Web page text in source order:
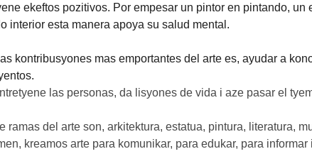
ekeftos pozitivos. Por empesar un pintor en pintando,
interior esta manera apoya su salud mental.
kontribusyones mas emportantes del arte es, ayudar a
las personas, da lisyones de vida i aze pasar el
ramas del arte son, arkitektura, estatua, pintura, literatura,
kreamos arte para komunikar, para edukar, para